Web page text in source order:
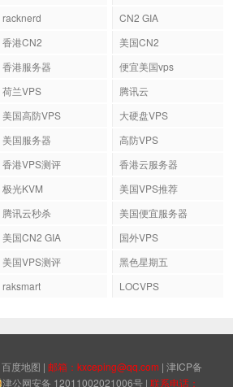
racknerd
CN2 GIA
香港CN2
美国CN2
香港服务器
便宜美国vps
荷兰VPS
腾讯云
美国高防VPS
大硬盘VPS
美国服务器
高防VPS
香港VPS测评
香港云服务器
极光KVM
美国VPS推荐
腾讯云秒杀
美国便宜服务器
美国CN2 GIA
国外VPS
美国VPS测评
黑色星期五
raksmart LOCVPS
百度地图 | 邮箱：kxceping@qq.com | 津ICP备
津公网安备 12011002021006号 | 联系电话：